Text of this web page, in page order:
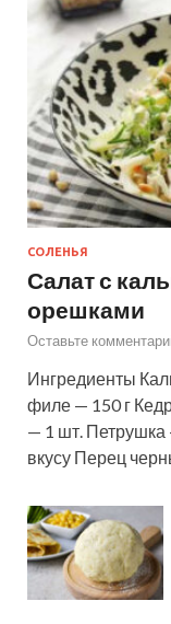
СОЛЕНЬЯ
Салат с
орешками
Оставьте
Ингредиенты
филе — 150 г
— 1 шт. Петрушка
вкусу Перец